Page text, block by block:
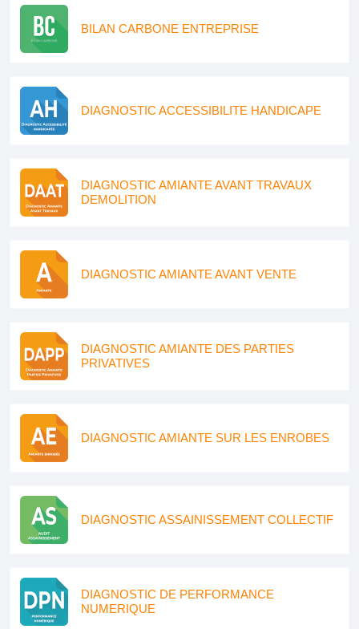
BILAN CARBONE ENTREPRISE
DIAGNOSTIC ACCESSIBILITE HANDICAPE
DIAGNOSTIC AMIANTE AVANT TRAVAUX
DEMOLITION
DIAGNOSTIC AMIANTE AVANT VENTE
DIAGNOSTIC AMIANTE DES PARTIES
PRIVATIVES
DIAGNOSTIC AMIANTE SUR LES ENROBES
DIAGNOSTIC ASSAINISSEMENT COLLECTIF
DIAGNOSTIC DE PERFORMANCE
NUMERIQUE